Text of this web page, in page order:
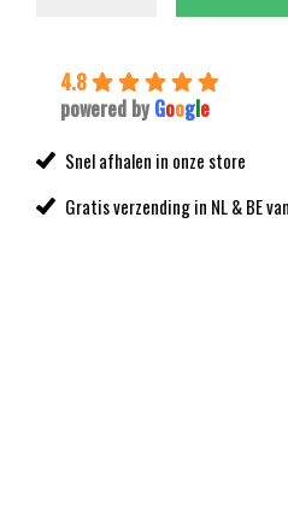
4.8
powered by Google
Snel afhalen in onze store
Gratis verzending in NL & BE